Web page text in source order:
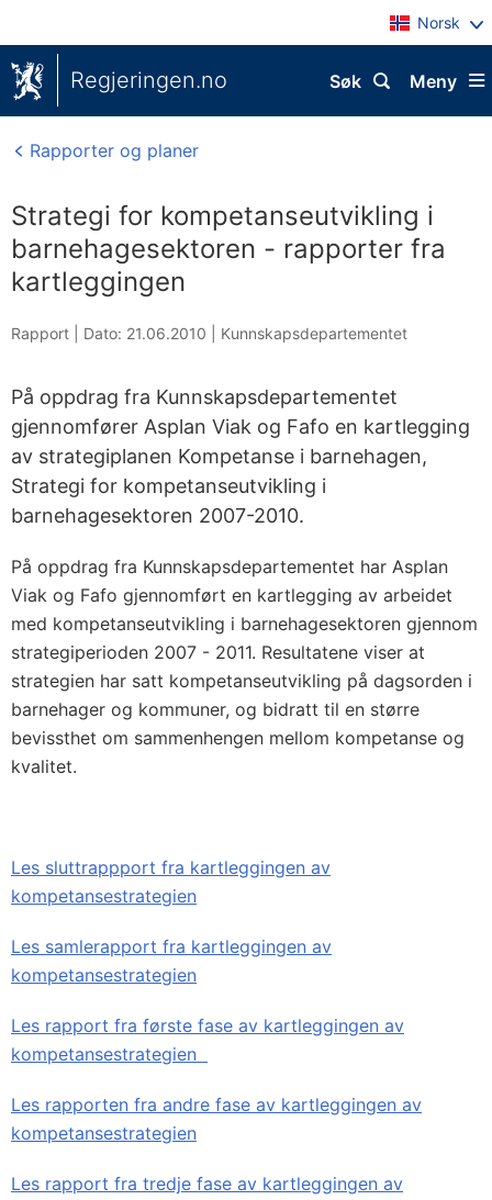
Norsk
Regjeringen.no Meny
Søk
Rapporter og planer
Strategi for kompetanseutvikling i
barnehagesektoren - rapporter fra
kartleggingen
Rapport | Dato: 21.06.2010 Kunnskapsdepartementet
På oppdrag fra Kunnskapsdepartementet
gjennomfører Asplan Viak og Fafo en kartlegging
av strategiplanen Kompetanse i barnehagen,
Strategi for kompetanseutvikling i
barnehagesektoren 2007-2010.
På oppdrag fra Kunnskapsdepartementet har Asplan
Viak og Fafo gjennomført en kartlegging av arbeidet
med kompetanseutvikling i barnehagesektoren gjennom
strategiperioden 2007 - 2011. Resultatene viser at
strategien har satt kompetanseutvikling på dagsorden i
barnehager og kommuner, og bidratt til en større
bevissthet om sammenhengen mellom kompetanse og
kvalitet.
Les sluttrappport fra kartleggingen av
kompetansestrategien
Les samlerapport fra kartleggingen av
kompetansestrategien
Les rapport fra første fase av kartleggingen av
kompetansestrategien
Les rapporten fra andre fase av kartleggingen av
kompetansestrategien
Les rapport fra tredje fase av kartleggingen av